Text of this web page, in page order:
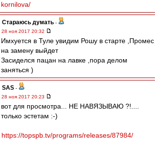
kornilova/
Стараюсь думать -
28 ноя 2017 20:32
Имхуется в Туле увидим Рошу в старте ,Промес
на замену выйдет
Засиделся пацан на лавке ,пора делом
заняться )
SAS -
28 ноя 2017 20:23
вот для просмотра... НЕ НАВЯЗЫВАЮ ?!....
только эстетам :-)
https://topspb.tv/programs/releases/87984/